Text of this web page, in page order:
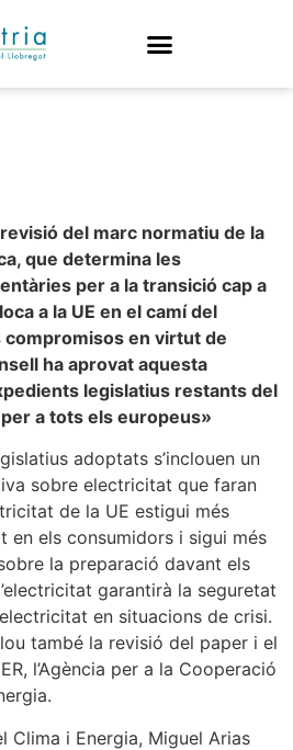
del marc normatiu de la
que determina les
per a la transició cap a
a la UE en el camí del
en virtut de
ha aprovat aquesta
legislatius restants del
a tots els europeus»
adoptats s’inclouen un
sobre electricitat que faran
de la UE estigui més
en els consumidors i sigui més
la preparació davant els
garantirà la seguretat
en situacions de crisi.
també la revisió del paper i el
l’Agència per a la Cooperació
Clima i Energia, Miguel Arias